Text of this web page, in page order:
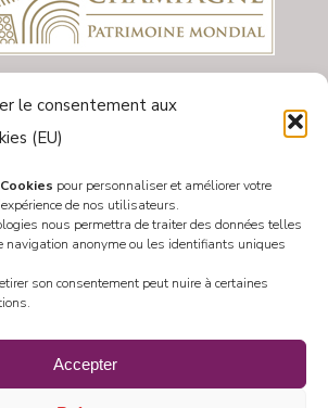
le consentement aux
(EU)
Cookies pour personnaliser et améliorer votre
de nos utilisateurs.
nous permettra de traiter des données telles
navigation anonyme ou les identifiants uniques
son consentement peut nuire à certaines
Accepter
2020 © Mairie Les Riceys